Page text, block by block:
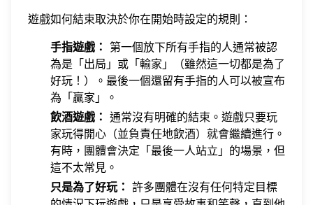
遊戲如何結束取決於你在開始時設定的規則：
手指遊戲： 第一個放下所有手指的人通常被認
為是「出局」或「輸家」（雖然這一切都是為了
好玩！）。最後一個還留有手指的人可以被宣布
為「贏家」。
飲酒遊戲： 通常沒有明確的結束。遊戲只要玩
家玩得開心（並負責任地飲酒）就會繼續進行。
有時，團體會決定「最後一人站立」的場景，但
這不太常見。
只是為了好玩： 許多團體在沒有任何特定目標